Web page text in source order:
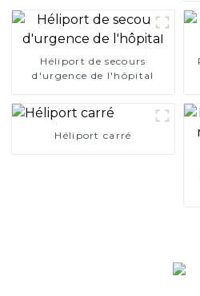
Héliport de secours
d'urgence de l'hôpital
Héliport carré